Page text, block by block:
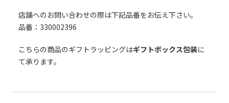
店舗へのお問い合わせの際は下記品番をお伝え下さい。
品番：330002396
こちらの商品のギフトラッピングはギフトボックス包装に
て承ります。